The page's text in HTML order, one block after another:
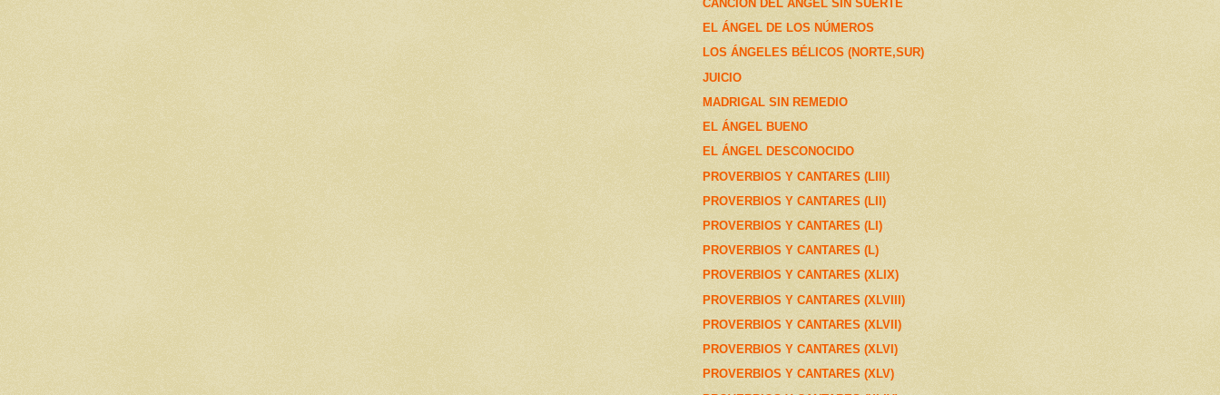
CANCIÓN DEL ÁNGEL SIN SUERTE
EL ÁNGEL DE LOS NÚMEROS
LOS ÁNGELES BÉLICOS (NORTE,SUR)
JUICIO
MADRIGAL SIN REMEDIO
EL ÁNGEL BUENO
EL ÁNGEL DESCONOCIDO
PROVERBIOS Y CANTARES (LIII)
PROVERBIOS Y CANTARES (LII)
PROVERBIOS Y CANTARES (LI)
PROVERBIOS Y CANTARES (L)
PROVERBIOS Y CANTARES (XLIX)
PROVERBIOS Y CANTARES (XLVIII)
PROVERBIOS Y CANTARES (XLVII)
PROVERBIOS Y CANTARES (XLVI)
PROVERBIOS Y CANTARES (XLV)